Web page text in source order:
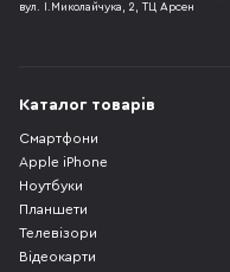
вул. І.Миколайчука, 2, ТЦ Арсен
Каталог товарів
Смартфони
Apple iPhone
Ноутбуки
Планшети
Телевізори
Відеокарти